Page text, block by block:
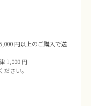
円以上のご購入で送
1,000 円
さい。